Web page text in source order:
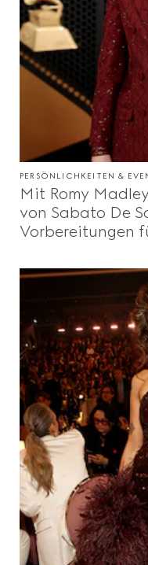
PERSÖNLICHKEITEN &
Mit Romy
von Sabato De
Vorbereitungen